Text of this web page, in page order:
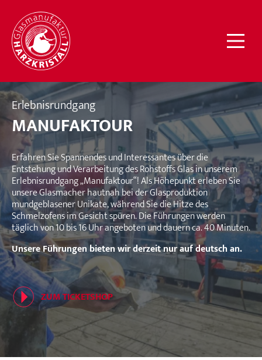
Erlebnisrundgang
MANUFAKTOUR
Erfahren Sie Spannendes und Interessantes über die
Entstehung und Verarbeitung des Rohstoffs Glas in unserem
Erlebnisrundgang „Manufaktour“! Als Höhepunkt erleben Sie
unsere Glasmacher hautnah bei der Glasproduktion
mundgeblasener Unikate, während Sie die Hitze des
Schmelzofens im Gesicht spüren. Die Führungen werden
täglich von 10 bis 16 Uhr angeboten und dauern ca. 40 Minuten.
Unsere Führungen bieten wir derzeit nur auf deutsch an.
ZUM TICKETSHOP